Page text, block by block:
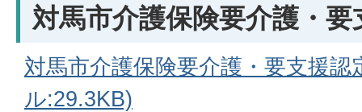
対馬市介護保険要介護・
対馬市介護保険要介護・要支援
ル:29.3KB)